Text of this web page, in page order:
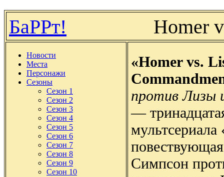
БаРРт! Homer
Новости
Места
Персонажи
Сезоны
Сезон 1
Сезон 2
Сезон 3
Сезон 4
Сезон 5
Сезон 6
Сезон 7
Сезон 8
Сезон 9
Сезон 10
«Homer vs.
против Лизы
—
Симпсон